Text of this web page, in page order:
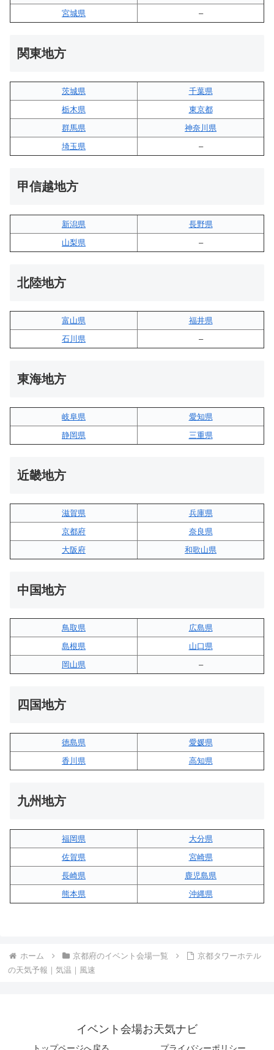
宮城県
–
関東地方
茨城県
千葉県
栃木県
東京都
群馬県
神奈川県
埼玉県
–
甲信越地方
新潟県
長野県
山梨県
–
北陸地方
富山県
福井県
石川県
–
東海地方
岐阜県
愛知県
静岡県
三重県
近畿地方
滋賀県
兵庫県
京都府
奈良県
大阪府
和歌山県
中国地方
鳥取県
広島県
島根県
山口県
岡山県
–
四国地方
徳島県
愛媛県
香川県
高知県
九州地方
福岡県
大分県
佐賀県
宮崎県
長崎県
鹿児島県
熊本県
沖縄県
ホーム 京都府のイベント会場一覧
京都タワーホテル
の天気予報｜気温｜風速
イベント会場お天気ナビ
トップページへ戻る プライバシーポリシー